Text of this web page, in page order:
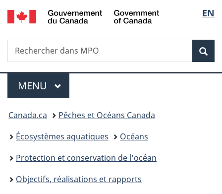
Passer
au
Passer
à
gouvernement »
Passer
à
simplifiée
de
la
EN
Recherche
Rechercher
dans
océans
Menu
MENU PRINCIPAL
Vous
êtes
ici
Canada.ca
Pêches et Océans Canada
Écosystèmes aquatiques
Océans
Protection et conservation de l'océan
Objectifs, réalisations et rapports